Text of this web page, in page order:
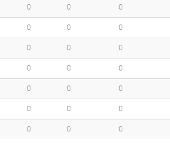
0 0 0
0 0 0
0 0 0
0 0 0
0 0 0
0 0 0
0 0 0